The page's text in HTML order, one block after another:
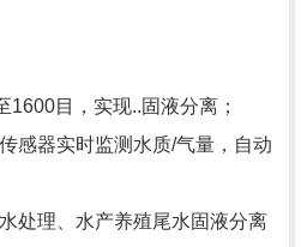
目，实现..固液分离；
感器实时监测水质/气量，自动
处理、水产养殖尾水固液分离